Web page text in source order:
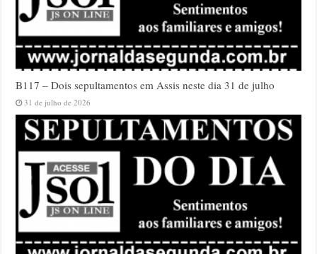
B117 – Dois sepultamentos em Assis neste dia 31 de julho
31 de julho de 2026